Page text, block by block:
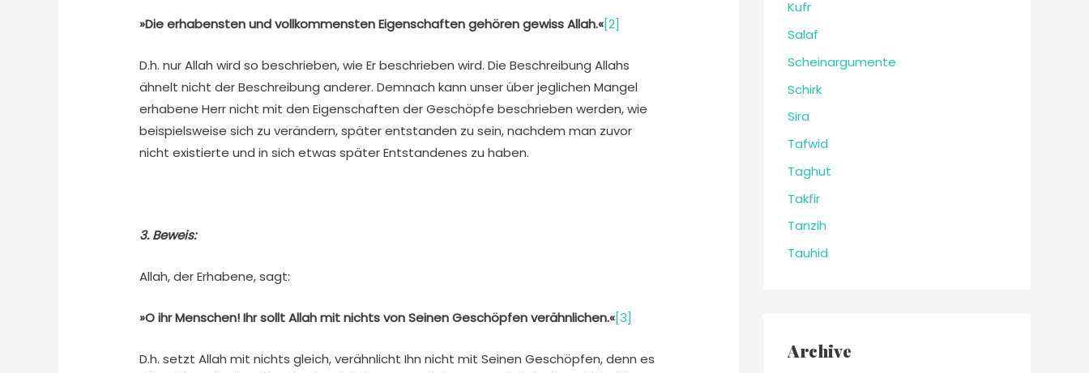
»Die erhabensten und vollkommensten Eigenschaften gehören gewiss Allah.«[2]
D.h. nur Allah wird so beschrieben, wie Er beschrieben wird. Die Beschreibung Allahs
ähnelt nicht der Beschreibung anderer. Demnach kann unser über jeglichen Mangel
erhabene Herr nicht mit den Eigenschaften der Geschöpfe beschrieben werden, wie
beispielsweise sich zu verändern, später entstanden zu sein, nachdem man zuvor
nicht existierte und in sich etwas später Entstandenes zu haben.
3. Beweis:
Allah, der Erhabene, sagt:
»O ihr Menschen! Ihr sollt Allah mit nichts von Seinen Geschöpfen verähnlichen.«[3]
D.h. setzt Allah mit nichts gleich, verähnlicht Ihn nicht mit Seinen Geschöpfen, denn es
Kufr
Salaf
Scheinargumente
Schirk
Sira
Tafwid
Taghut
Takfir
Tanzih
Tauhid
Archive